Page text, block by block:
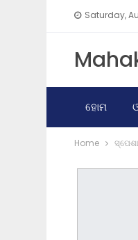
Saturday,
ହୋମ
Home